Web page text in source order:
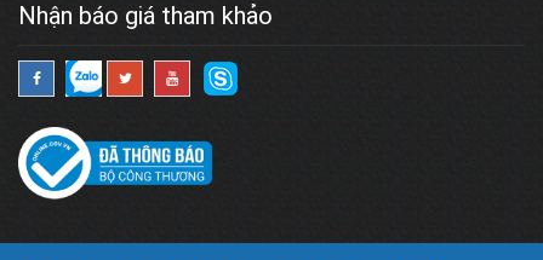
Nhận báo giá tham khảo